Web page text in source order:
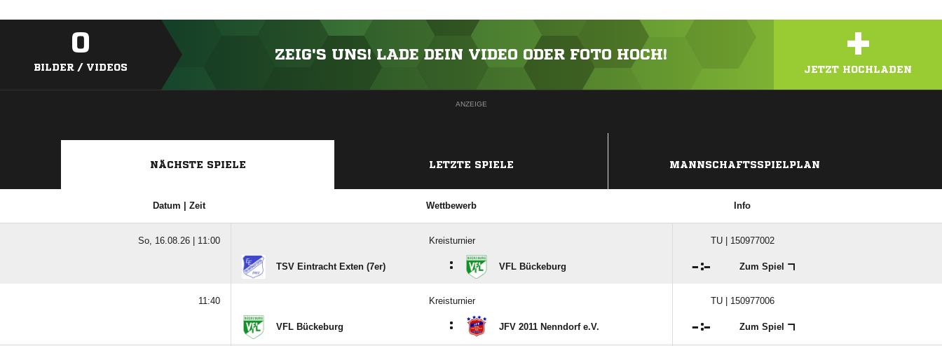
0
BILDER / VIDEOS
ZEIG'S UNS! LADE DEIN VIDEO ODER FOTO HOCH! +
JETZT HOCHLADEN
ANZEIGE
NÄCHSTE SPIELE LETZTE SPIELE MANNSCHAFTSSPIELPLAN
Datum | Zeit Wettbewerb Info
So, 16.08.26 | 11:00 Kreisturnier TU | 150977002
TSV Eintracht Exten (7er) : VFL Bückeburg : Zum Spiel
11:40 Kreisturnier TU | 150977006
VFL Bückeburg : JFV 2011 Nenndorf e.V. : Zum Spiel